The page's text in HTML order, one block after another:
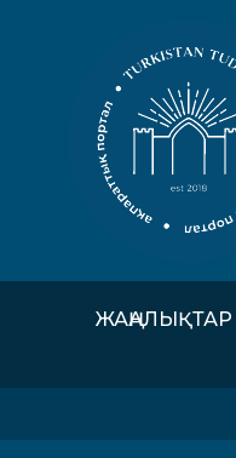
ЖАҢАЛЫҚТАР